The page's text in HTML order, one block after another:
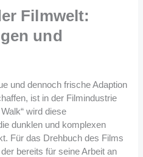
Filmwelt:
und
und dennoch frische Adaption
ist in der Filmindustrie
wird diese
dunklen und komplexen
Für das Drehbuch des Films
bereits für seine Arbeit an